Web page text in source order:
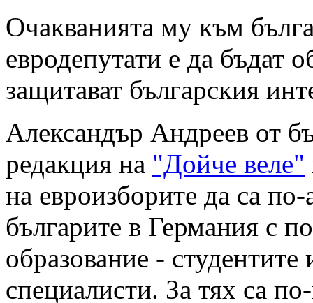
Очакванията му към
евродепутати е да бъдат
защитават българския
Александър Андреев от
редакция на "Дойче веле"
на евроизборите да са
българите в Германия с
образование -
специалисти. За тях са